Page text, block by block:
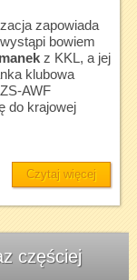
zapowiada
bowiem
z KKL, a jej
klubowa
AWF
do krajowej
Czytaj więcej
częściej